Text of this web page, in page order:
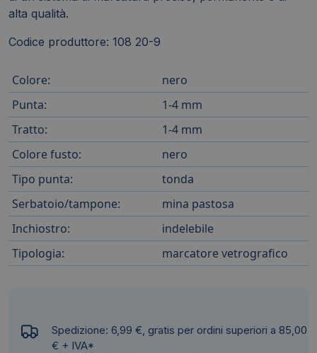
alta qualità.
Codice produttore: 108 20-9
Colore:
nero
Punta:
1-4 mm
Tratto:
1-4 mm
Colore fusto:
nero
Tipo punta:
tonda
Serbatoio/tampone:
mina pastosa
Inchiostro:
indelebile
Tipologia:
marcatore vetrografico
Spedizione: 6,99 €, gratis per ordini superiori a 85,00
€ + IVA*